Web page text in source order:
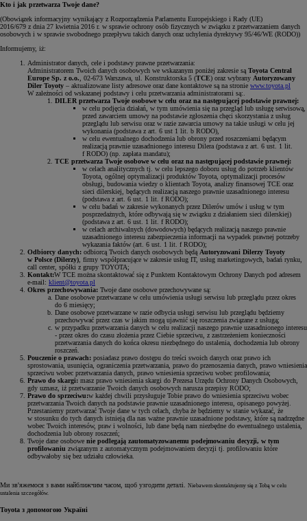
Kto i jak przetwarza Twoje dane?
(Obowiązek informacyjny wynikający z Rozporządzenia Parlamentu Europejskiego i Rady (UE)
2016/679 z dnia 27 kwietnia 2016 r. w sprawie ochrony osób fizycznych w związku z przetwarzaniem danych
osobowych i w sprawie swobodnego przepływu takich danych oraz uchylenia dyrektywy 95/46/WE (RODO))
Informujemy, iż:
Administrator danych, cele i podstawy prawne przetwarzania:
Administratorem Twoich danych osobowych we wskazanym poniżej zakresie są Toyota Central
Europe Sp. z o.o., 02-673 Warszawa, ul. Konstruktorska 5 (TCE) oraz wybrany Autoryzowany
Diler Toyoty – aktualizowane listy adresowe oraz dane kontaktowe są na stronie www.toyota.pl
W zależności od wskazanej podstawy i celu przetwarzania administratorami są:.
DILER przetwarza Twoje osobowe w celu oraz na następującej podstawie prawnej:
w celu podjęcia działań, w tym umówienia się na przegląd lub usługę serwisową,
przed zawarciem umowy na podstawie zgłoszenia chęci skorzystania z usług
przeglądu lub serwisu oraz w razie zawarcia umowy na takie usługi w celu jej
wykonania (podstawa z art. 6 ust 1 lit. b RODO),
w celu ewentualnego dochodzenia lub obrony przed roszczeniami będącym
realizacją prawnie uzasadnionego interesu Dilera (podstawa z art. 6 ust. 1 lit.
f RODO) (np. zapłata mandatu);
TCE przetwarza Twoje osobowe w celu oraz na następującej podstawie prawnej:
w celach analitycznych tj. w celu lepszego doboru usług do potrzeb klientów
Toyota, ogólnej optymalizacji produktów Toyota, optymalizacji procesów
obsługi, budowania wiedzy o klientach Toyota, analizy finansowej TCE oraz
sieci dilerskiej, będących realizacją naszego prawnie uzasadnionego interesu
(podstawa z art. 6 ust. 1 lit. f RODO);
w celu badań w zakresie wykonanych przez Dilerów umów i usług w tym
posprzedażnych, które odbywają się w związku z działaniem sieci dilerskiej)
(podstawa z art. 6 ust. 1 lit. f RODO);
w celach archiwalnych (dowodowych) będących realizacją naszego prawnie
uzasadnionego interesu zabezpieczenia informacji na wypadek prawnej potrzeby
wykazania faktów (art. 6 ust. 1 lit. f RODO);
Odbiorcy danych: odbiorcą Twoich danych osobowych będą Autoryzowani Dilerzy Toyoty
w Polsce (Dilerzy), firmy współpracujące w zakresie usług IT, usług marketingowych, badań rynku,
call center, spółki z grupy TOYOTA;
Kontakt:W TCE można skontaktować się z Punktem Kontaktowym Ochrony Danych pod adresem
e-mail: klient@toyota.pl
Okres przechowywania: Twoje dane osobowe przechowywane są:
Dane osobowe przetwarzane w celu umówienia usługi serwisu lub przeglądu przez okres
do 6 miesięcy;
Dane osobowe przetwarzane w razie odbycia usługi serwisu lub przeglądu będziemy
przechowywać przez czas w jakim mogą ujawnić się roszczenia związane z usługą;
w przypadku przetwarzania danych w celu realizacji naszego prawnie uzasadnionego interesu
- przez okres do czasu złożenia przez Ciebie sprzeciwu, z zastrzeżeniem konieczności
przetwarzania danych do końca okresu niezbędnego do ustalenia, dochodzenia lub obrony
roszczeń.
Pouczenie o prawach: posiadasz prawo dostępu do treści swoich danych oraz prawo ich
sprostowania, usunięcia, ograniczenia przetwarzania, prawo do przenoszenia danych, prawo wniesienia
sprzeciwu wobec przetwarzania danych, prawo wniesienia sprzeciwu wobec profilowania;
Prawo do skargi: masz prawo wniesienia skargi do Prezesa Urzędu Ochrony Danych Osobowych,
gdy uznasz, iż przetwarzanie Twoich danych osobowych narusza przepisy RODO;
Prawo do sprzeciwu:w każdej chwili przysługuje Tobie prawo do wniesienia sprzeciwu wobec
przetwarzania Twoich danych na podstawie prawnie uzasadnionego interesu, opisanego powyżej.
Przestaniemy przetwarzać Twoje dane w tych celach, chyba że będziemy w stanie wykazać, że
w stosunku do tych danych istnieją dla nas ważne prawnie uzasadnione podstawy, które są nadrzędne
wobec Twoich interesów, praw i wolności, lub dane będą nam niezbędne do ewentualnego ustalenia,
dochodzenia lub obrony roszczeń;
Twoje dane osobowe nie podlegają zautomatyzowanemu podejmowaniu decyzji, w tym
profilowaniu związanym z automatycznym podejmowaniem decyzji tj. profilowaniu które
odbywałoby się bez udziału człowieka.
Ми зв'яжемося з вами найближчим часом, щоб узгодити деталі. Niebawem skontaktujemy się z Tobą w celu
ustalenia szczegółów.
Toyota з допомогою Україні